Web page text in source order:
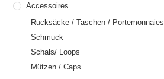
Accessoires
Rucksäcke / Taschen / Portemonnaies
Schmuck
Schals/ Loops
Mützen / Caps